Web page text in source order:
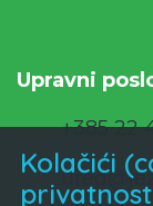
Upravni
+385 22
Kolačići